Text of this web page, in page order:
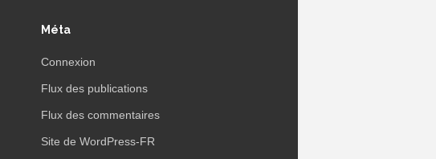
Méta
Connexion
Flux des publications
Flux des commentaires
Site de WordPress-FR